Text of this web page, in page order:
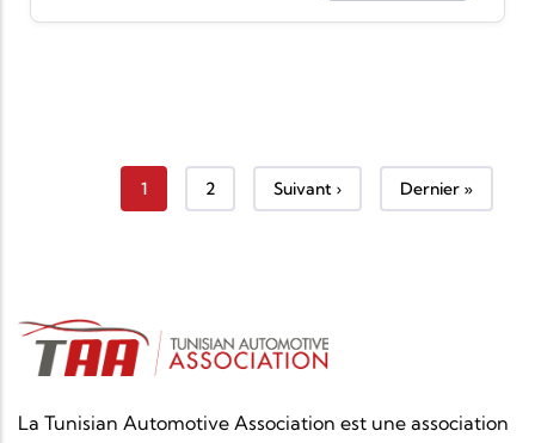
Page courante
1 Page
2 Page suivante
Suivant › Dernière page
Dernier »
La Tunisian Automotive Association est une association